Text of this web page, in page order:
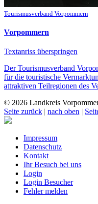
Tourismusverband Vorpommern
Vorpommern
Textanriss überspringen
Der Tourismusverband
für die touristische
attraktiven Teilregionen des
© 2026 Landkreis
Seite zurück
nach oben
Impressum
Datenschutz
Kontakt
Ihr Besuch bei uns
Login
Login Besucher
Fehler melden